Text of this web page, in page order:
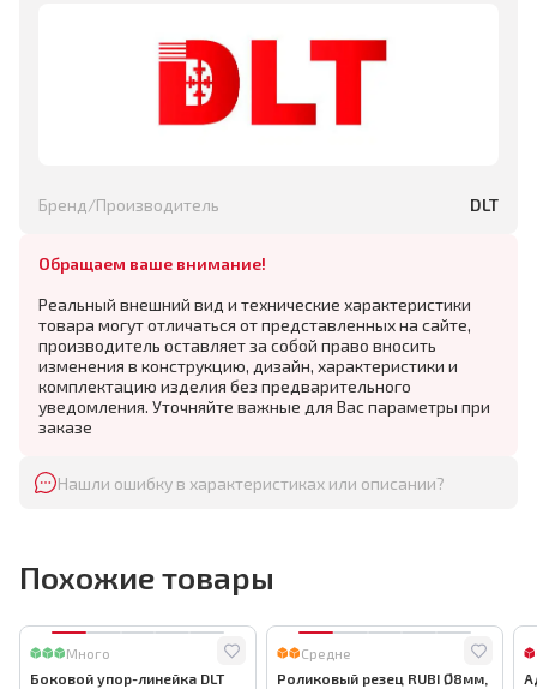
Бренд/Производитель DLT
Обращаем ваше внимание!
Реальный внешний вид и технические характеристики
товара могут отличаться от представленных на сайте,
производитель оставляет за собой право вносить
изменения в конструкцию, дизайн, характеристики и
комплектацию изделия без предварительного
уведомления. Уточняйте важные для Вас параметры при
заказе
Нашли ошибку в характеристиках или описании?
Похожие товары
Много
Боковой упор-линейка DLT
Средне
Роликовый резец RUBI Ø8мм,